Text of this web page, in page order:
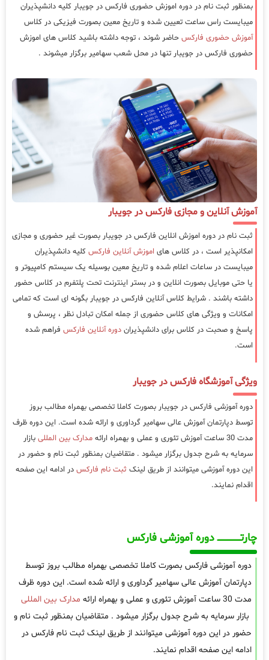
بمنظور ثبت نام در دوره اموزش حضوری فارکس در جویبار کلیه دانشپذیران
میبایست راس ساعت تعیین شده و تاریخ معین بصورت فیزیکی در کلاس
آموزش حضوری فارکس حاضر شوند ، توجه داشته باشید کلاس های اموزش
حضوری فارکس در جویبار تنها در محل شعب سهامیر برگزار میشوند .
آموزش آنلاین و مجازی فارکس در جویبار
ثبت نام در دوره اموزش انلاین فارکس در جویبار بصورت غیر حضوری و مجازی
امکانپذیر است ، در کلاس های اموزش آنلاین فارکس کلیه دانشپذیران
میبایست در ساعات اعلام شده و تاریخ معین بوسیله یک سیستم کامپیوتر و
یا حتی موبایل بصورت انلاین و در بستر اینترنت تحت پلتفرم در کلاس حضور
داشته باشند . شرایط کلاس آنلاین فارکس در جویبار بگونه ای است که تمامی
امکانات و ویژگی های کلاس حضوری از جمله امکان تبادل نظر ، پرسش و
پاسخ و صحبت در کلاس برای دانشپذیران دوره آنلاین فارکس فراهم شده
است.
ویژگی آموزشگاه فارکس در جویبار
دوره آموزشی فارکس در جویبار بصورت کاملا تخصصی بهمراه مطالب بروز
توسط دپارتمان آموزش عالی سهامیر گرداوری و ارائه شده است. این دوره ظرف
مدت 30 ساعت آموزش تئوری و عملی و بهمراه ارائه
مدارک بین المللی بازار
سرمایه به شرح جدول برگزار میشود . متقاضیان بمنظور ثبت نام و حضور در
این دوره آموزشی میتوانند از طریق لینک ثبت نام فارکس در ادامه این صفحه
اقدام نمایند.
چارتـــــــــــــــــــ دوره آموزشی فارکس
دوره آموزشی فارکس بصورت کاملا تخصصی بهمراه مطالب بروز توسط
دپارتمان آموزش عالی سهامیر گرداوری و ارائه شده است. این دوره ظرف
مدت 30 ساعت آموزش تئوری و عملی و بهمراه ارائه
مدارک بین المللی
بازار سرمایه به شرح جدول برگزار میشود . متقاضیان بمنظور ثبت نام و
حضور در این دوره آموزشی میتوانند از طریق لینک ثبت نام فارکس در
ادامه این صفحه اقدام نمایند.